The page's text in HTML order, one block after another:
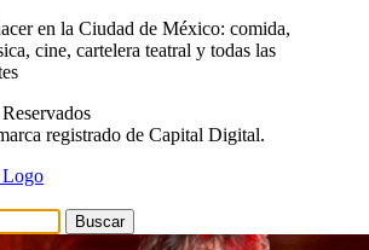
en la Ciudad de México: comida,
cine, cartelera teatral y todas las
registrado de Capital Digital.
Buscar